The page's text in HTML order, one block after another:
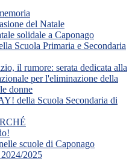
del Natale
solidale a Caponago
Scuola Primaria e Secondaria
il rumore: serata dedicata alla
per l'eliminazione della
donne
della Scuola Secondaria di
scuole di Caponago
2025